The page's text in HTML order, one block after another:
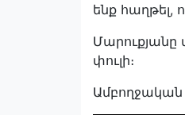
ենք հաղթել,
Մարուքյանը
փուլի։
Ամբողջական